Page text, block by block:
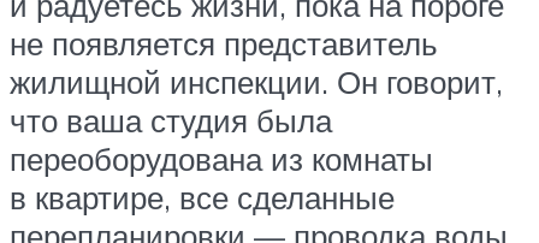
не появляется представитель
жилищной инспекции. Он говорит,
что ваша студия была
переоборудована из комнаты
в квартире, все сделанные